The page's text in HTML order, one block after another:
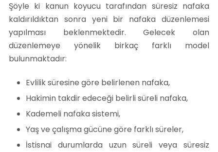
Şöyle ki kanun koyucu tarafından süresiz nafaka
kaldırıldıktan sonra yeni bir nafaka düzenlemesi
yapılması beklenmektedir. Gelecek olan
düzenlemeye yönelik birkaç farklı model
bulunmaktadır:
Evlilik süresine göre belirlenen nafaka,
Hakimin takdir edeceği belirli süreli nafaka,
Kademeli nafaka sistemi,
Yaş ve çalışma gücüne göre farklı süreler,
İstisnai durumlarda uzun süreli veya süresiz